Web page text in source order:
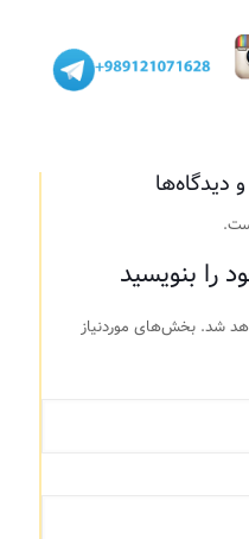
را بنویسید
شد. بخش‌های موردنیاز